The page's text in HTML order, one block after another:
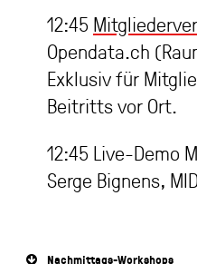
12:45
Opendata.ch
Exklusiv für
Beitritts vor Ort.
12:45 Live-Demo
Serge Bignens,
Nachmittags-Workshops